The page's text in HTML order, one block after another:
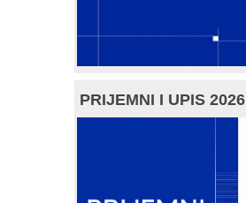
PRIJEMNI I UPIS 2026